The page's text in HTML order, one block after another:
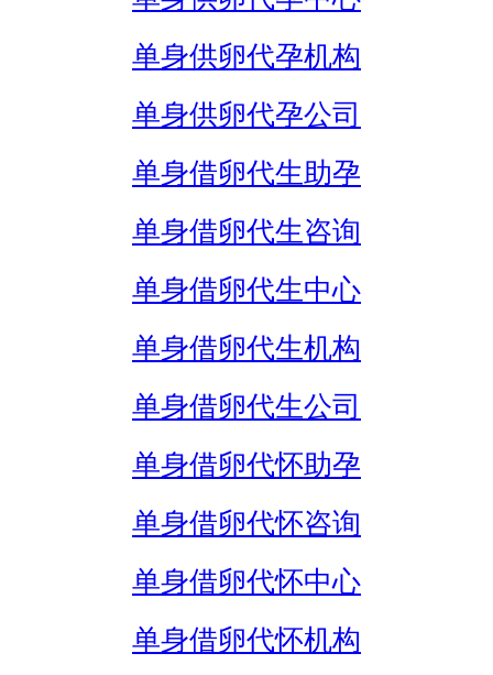
单身供卵代孕机构
单身供卵代孕公司
单身借卵代生助孕
单身借卵代生咨询
单身借卵代生中心
单身借卵代生机构
单身借卵代生公司
单身借卵代怀助孕
单身借卵代怀咨询
单身借卵代怀中心
单身借卵代怀机构